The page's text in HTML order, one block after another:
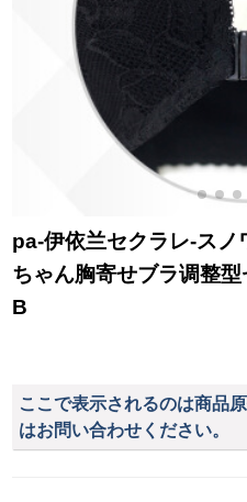
pa-伊依兰セクラレ-スノ
ちゃん胸寄せブラ调整
B
ここで表示されるのは商品
はお問い合わせください。